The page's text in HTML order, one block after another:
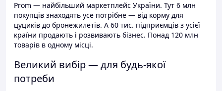
Prom — найбільший маркетплейс України. Тут 6 млн
покупців знаходять усе потрібне — від корму для
цуциків до бронежилетів. А 60 тис. підприємців з усієї
країни продають і розвивають бізнес. Понад 120 млн
товарів в одному місці.
Великий вибір — для будь-якої
потреби